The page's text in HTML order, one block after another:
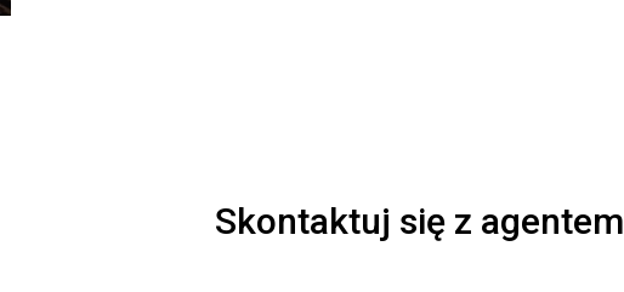
Skontaktuj się z agentem